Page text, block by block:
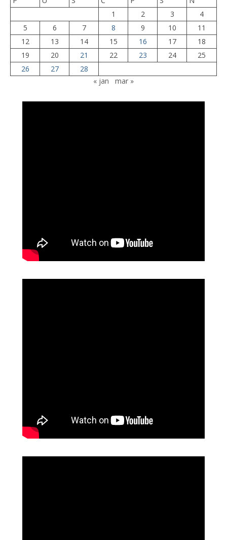
1
2 3
4
5
6 7 8 9 10
11
12
13 14 15 16 17
18
19
20 21 22 23 24
25
26
27
28
« jan
mar »